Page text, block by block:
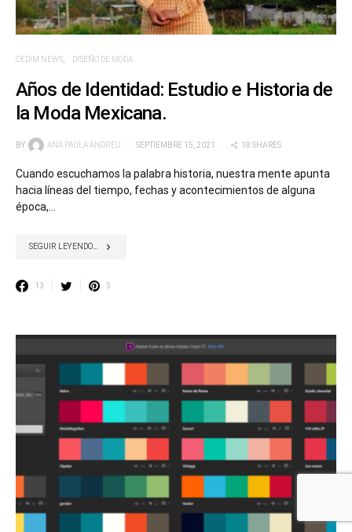
CEDIM NEWS DISEÑO DE MODA
Años de Identidad: Estudio e Historia de
la Moda Mexicana.
BY ANA PAULA ANDREU SEPTIEMBRE 15, 2021 18 SHARES
Cuando escuchamos la palabra historia, nuestra mente apunta
hacia líneas del tiempo, fechas y acontecimientos de alguna
época,…
SEGUIR LEYENDO...
13 5